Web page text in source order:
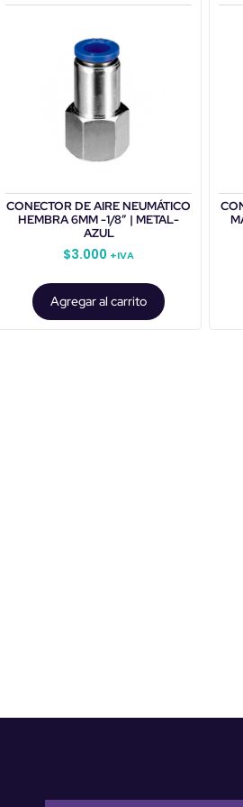
CONECTOR DE AIRE NEUMÁTICO
HEMBRA 6MM -1/8″ | METAL-
AZUL
$3.000 +IVA
Agregar al carrito